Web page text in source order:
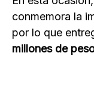
conmemora la
por lo que
millones de